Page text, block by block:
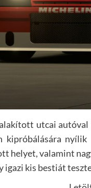
utcai
kipróbálására
helyet, valamint
igazi kis bestiát